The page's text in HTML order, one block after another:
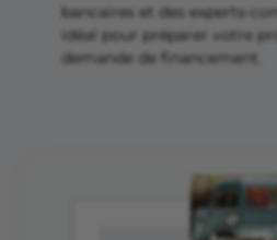
bancaires et des experts-
idéal pour préparer votre
demande de financement.